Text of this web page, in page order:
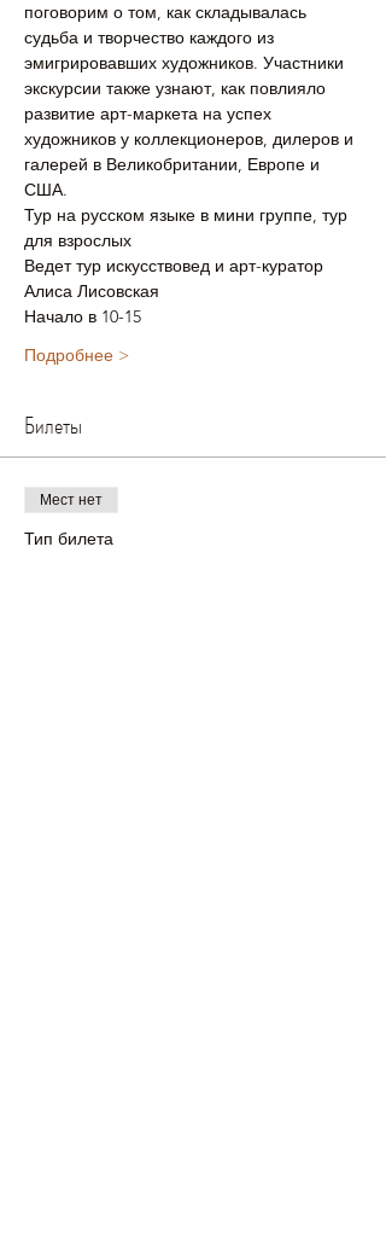
поговорим о том, как складывалась
судьба и творчество каждого из
эмигрировавших художников. Участники
экскурсии также узнают, как повлияло
развитие арт-маркета на успех
художников у коллекционеров, дилеров и
галерей в Великобритании, Европе и
США.
Тур на русском языке в мини группе, тур
для взрослых
Ведет тур искусствовед и арт-куратор
Алиса Лисовская
Начало в 10-15
Подробнее >
Билеты
Мест нет
Тип билета